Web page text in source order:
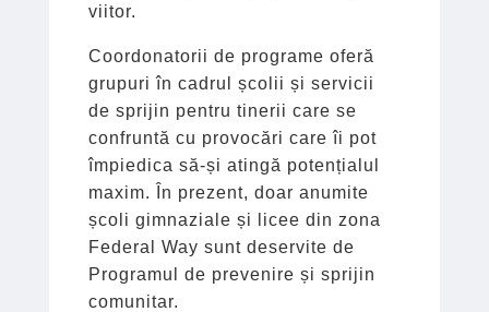
viitor.
Coordonatorii de programe oferă
grupuri în cadrul școlii și servicii
de sprijin pentru tinerii care se
confruntă cu provocări care îi pot
împiedica să-și atingă potențialul
maxim. În prezent, doar anumite
școli gimnaziale și licee din zona
Federal Way sunt deservite de
Programul de prevenire și sprijin
comunitar.